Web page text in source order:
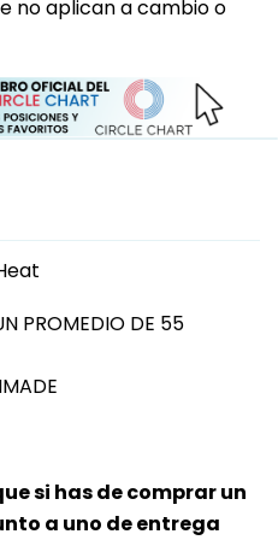
no aplican a cambio o
PROMEDIO DE 55
si has de comprar un
a uno de entrega